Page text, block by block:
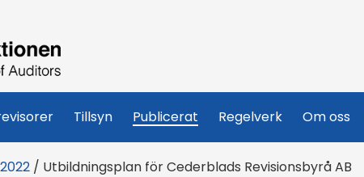
Tillsyn Publicerat Regelverk Om oss
2022 / Utbildningsplan för Cederblads Revisionsbyrå AB